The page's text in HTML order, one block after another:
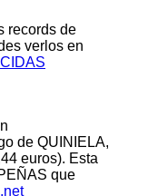
records de
verlos en
de QUINIELA,
euros). Esta
que